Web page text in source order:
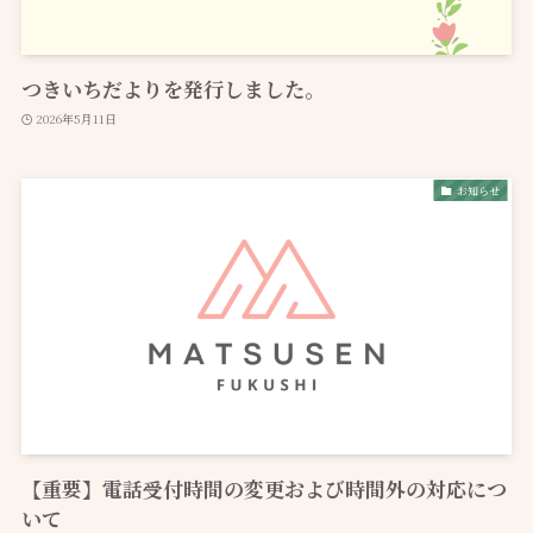
つきいちだよりを発行しました。
2026年5月11日
お知らせ
【重要】電話受付時間の変更および時間外の対応につ
いて